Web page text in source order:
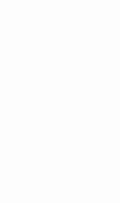
malerischen